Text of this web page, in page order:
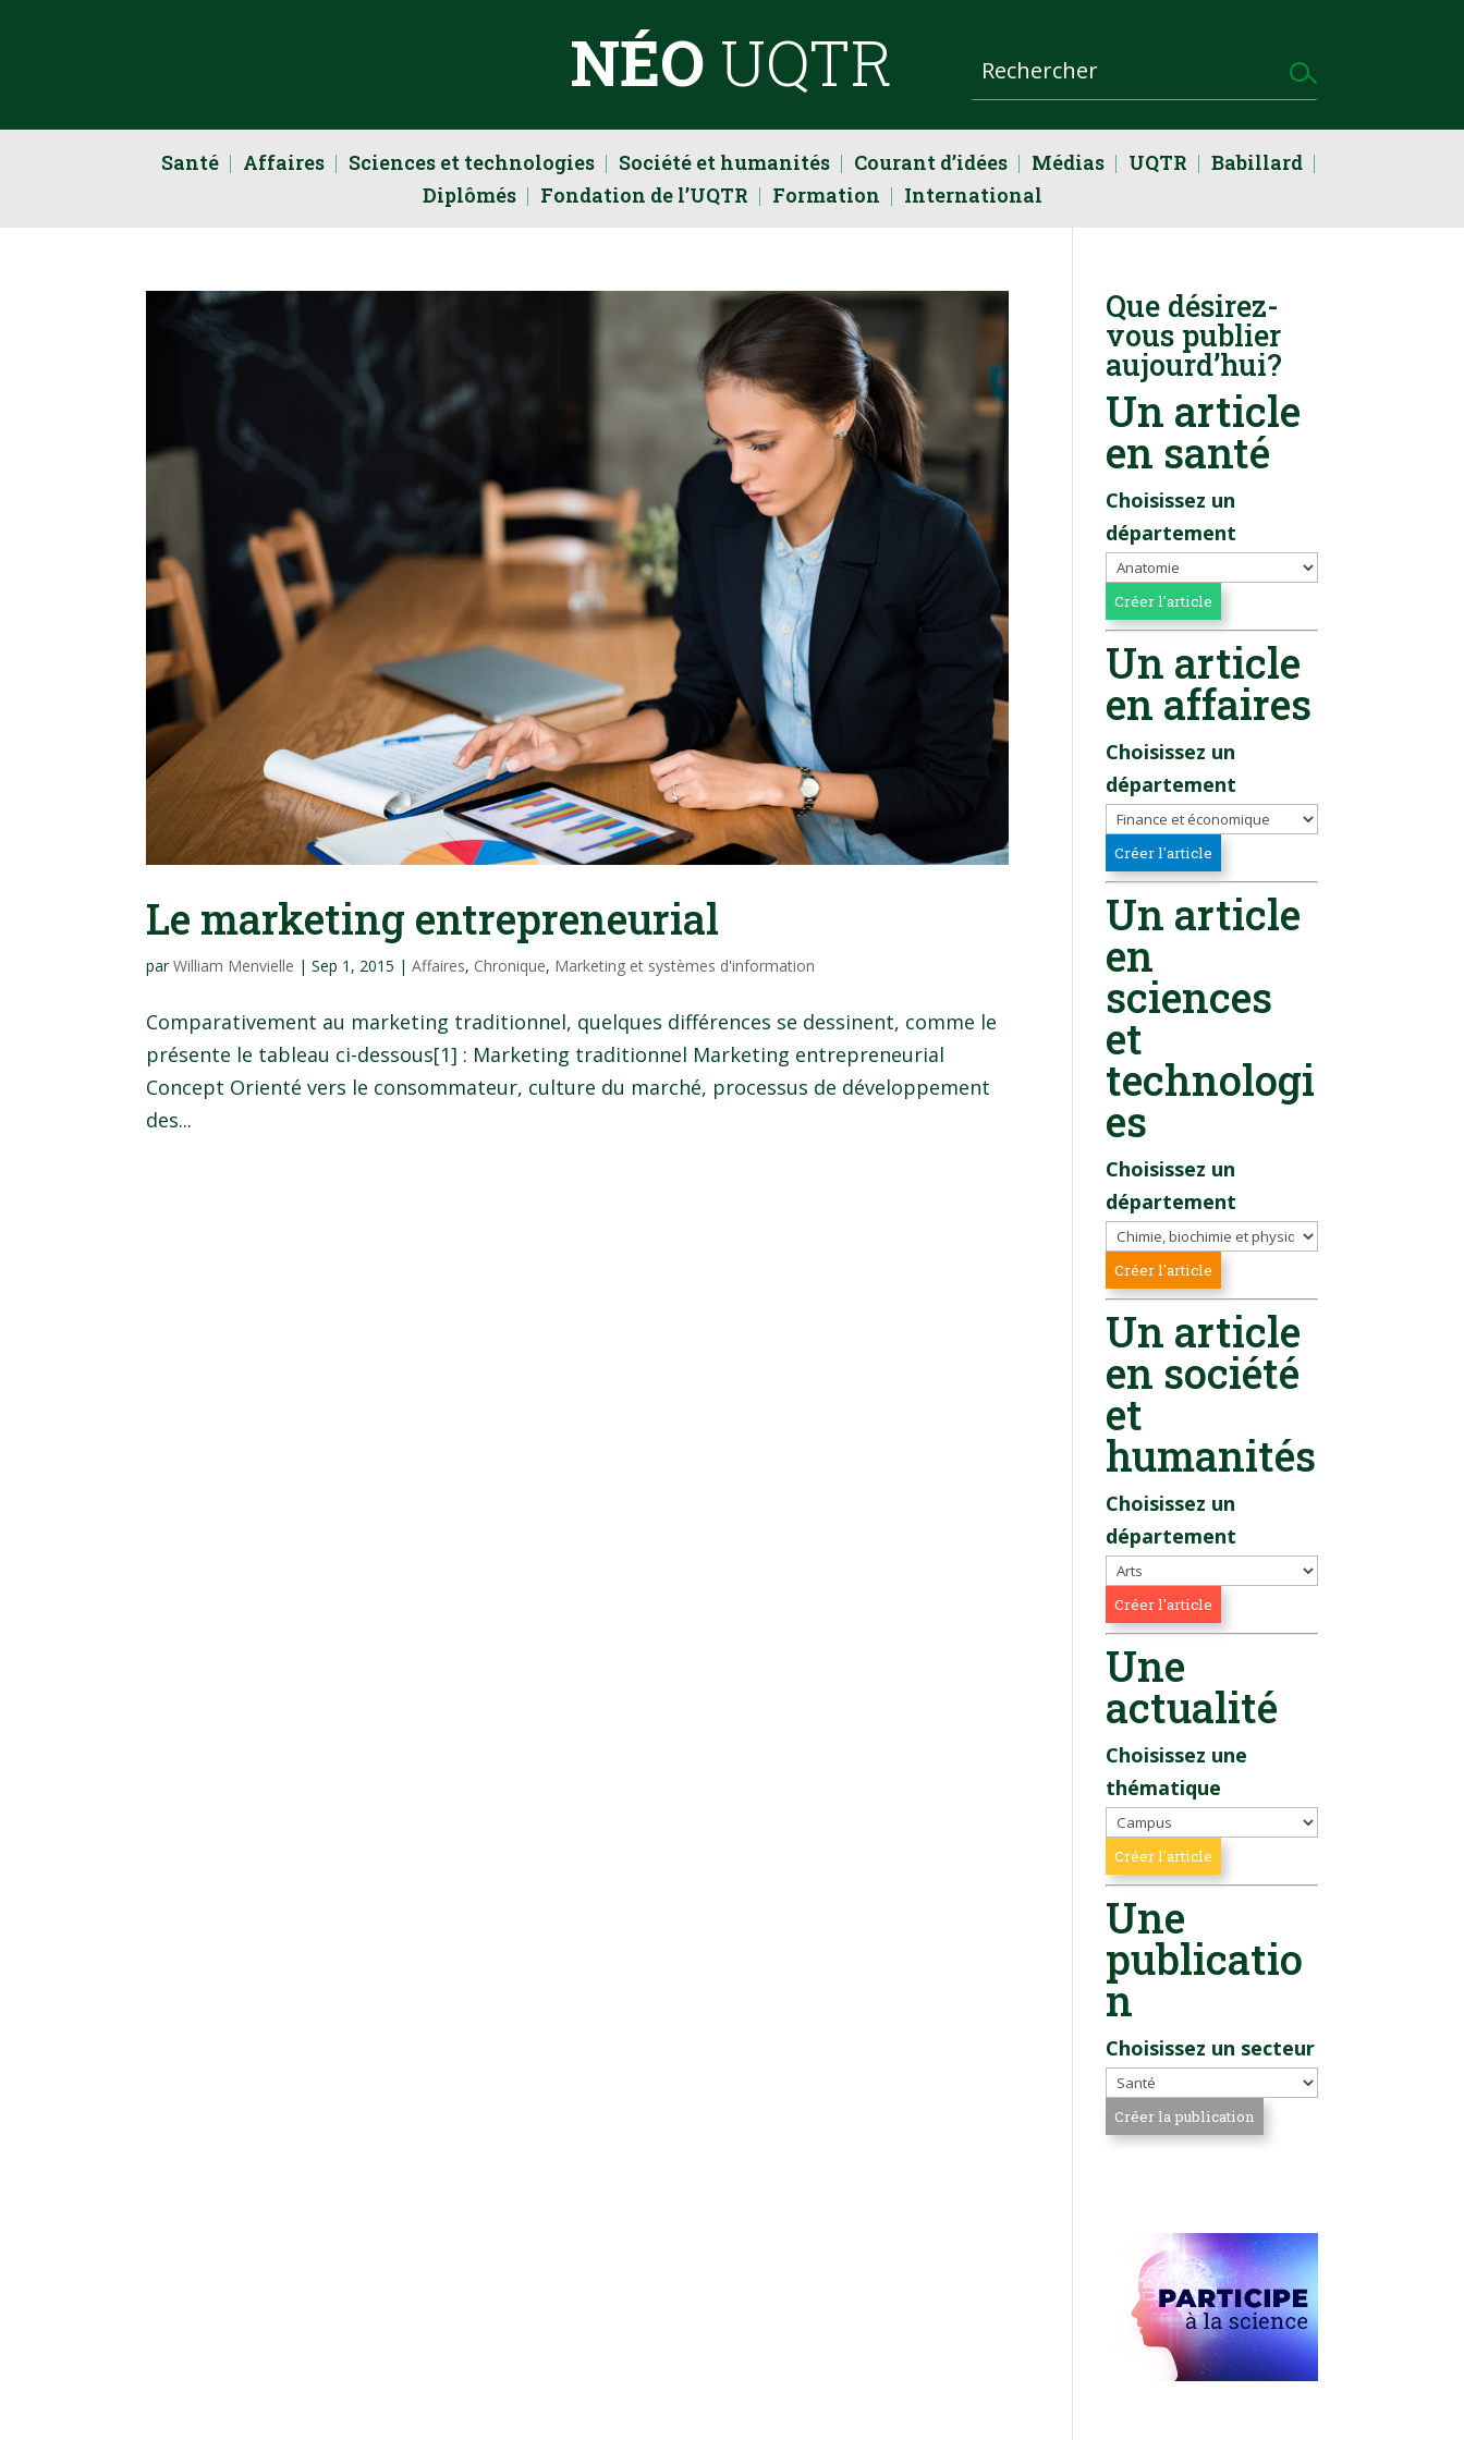
NÉO UQTR
Santé Affaires Sciences et technologies Société et humanités Courant d’idées Médias UQTR
Babillard
Diplômés
Fondation de l’UQTR Formation International
Le marketing entrepreneurial
parWilliam Menvielle |Sep 1, 2015 |Affaires, Chronique, Marketing et systèmes d'information
Comparativement au marketing traditionnel, quelques différences se dessinent, comme le
présente le tableau ci-dessous[1] : Marketing traditionnel Marketing entrepreneurial
Concept Orienté vers le consommateur, culture du marché, processus de développement
des...
Que désirez-
vous publier
aujourd’hui?
Un article
en santé
Choisissez un
département
Un article
en affaires
Choisissez un
département
Un article
en
sciences
et
technologi
es
Choisissez un
département
Un article
en société
et
humanités
Choisissez un
département
Une
actualité
Choisissez une
thématique
Une
publicatio
n
Choisissez un secteur